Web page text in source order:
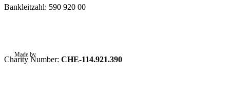
Bankleitzahl: 590 920 00
Charity Number: CHE-114.921.390
Made by